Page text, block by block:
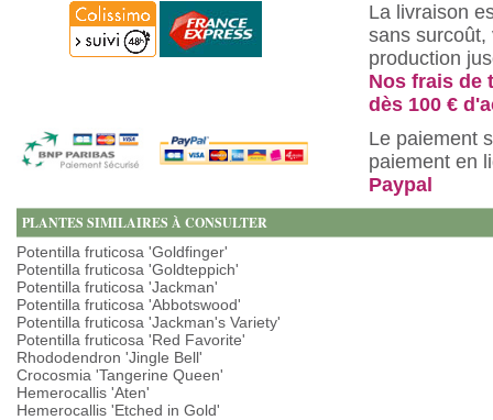
La livraison
sans surcoût,
production
Nos frais de
dès 100 €
Le paiement
paiement en
Paypal
PLANTES SIMILAIRES À CONSULTER
Potentilla fruticosa 'Goldfinger'
Potentilla fruticosa 'Goldteppich'
Potentilla fruticosa 'Jackman'
Potentilla fruticosa 'Abbotswood'
Potentilla fruticosa 'Jackman's Variety'
Potentilla fruticosa 'Red Favorite'
Rhododendron 'Jingle Bell'
Crocosmia 'Tangerine Queen'
Hemerocallis 'Aten'
Hemerocallis 'Etched in Gold'